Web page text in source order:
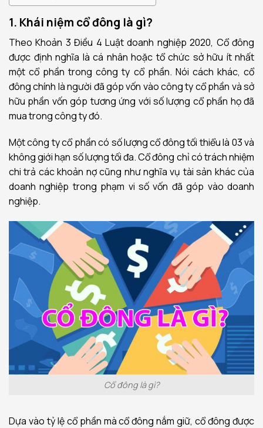
1. Khái niệm cổ đông là gì?
Theo Khoản 3 Điều 4 Luật doanh nghiệp 2020, Cổ đông
được định nghĩa là cá nhân hoặc tổ chức sở hữu ít nhất
một cổ phần trong công ty cổ phần. Nói cách khác, cổ
đông chính là người đã góp vốn vào công ty cổ phần và sở
hữu phần vốn góp tương ứng với số lượng cổ phần họ đã
mua trong công ty đó.
Một công ty cổ phần có số lượng cổ đông tối thiểu là 03 và
không giới hạn số lượng tối đa. Cổ đông chỉ có trách nhiệm
chi trả các khoản nợ cũng như nghĩa vụ tài sản khác của
doanh nghiệp trong phạm vi số vốn đã góp vào doanh
nghiệp.
Cổ đông là gì?
Dựa vào tỷ lệ cổ phần mà cổ đông nắm giữ, cổ đông được